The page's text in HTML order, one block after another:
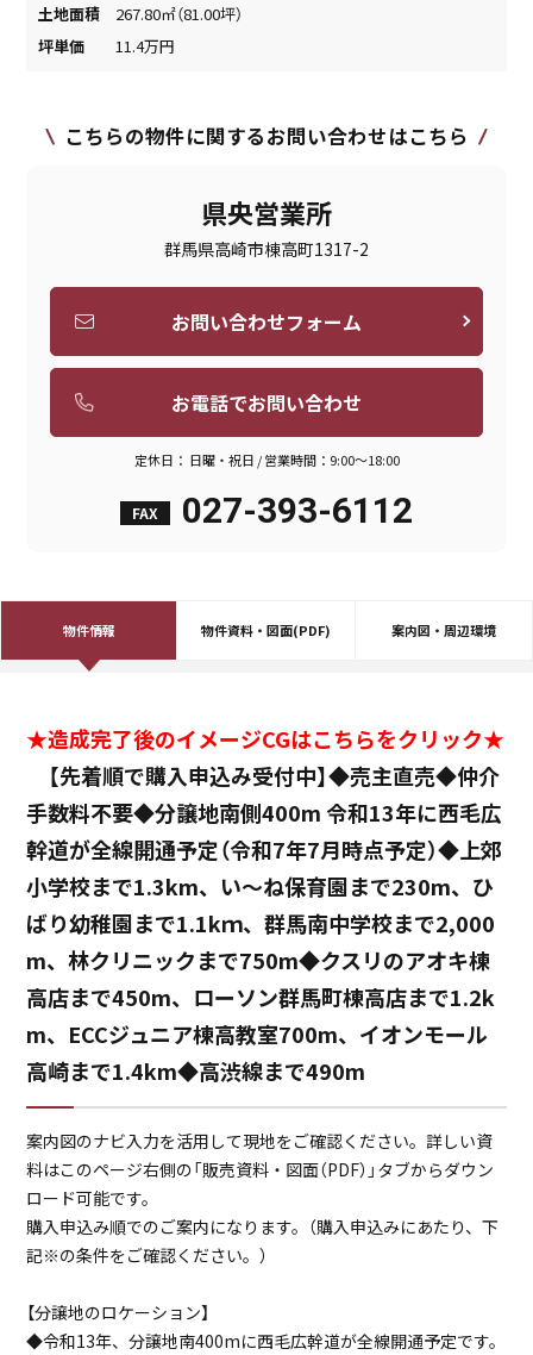
土地面積
267.80㎡（81.00坪）
坪単価
11.4万円
こちらの物件に関するお問い合わせはこちら
県央営業所
群馬県高崎市棟高町1317-2
お問い合わせフォーム
お電話でお問い合わせ
定休日： 日曜・祝日 / 営業時間：9:00～18:00
FAX 027-393-6112
物件情報 物件資料・図面(PDF) 案内図・周辺環境
★造成完了後のイメージCGはこちらをクリック★
【先着順で購入申込み受付中】◆売主直売◆仲介
手数料不要◆分譲地南側400m 令和13年に西毛広
幹道が全線開通予定（令和7年7月時点予定）◆上郊
小学校まで1.3km、い～ね保育園まで230m、ひ
ばり幼稚園まで1.1kｍ、群馬南中学校まで2,000
m、林クリニックまで750m◆クスリのアオキ棟
高店まで450m、ローソン群馬町棟高店まで1.2k
m、ECCジュニア棟高教室700m、イオンモール
高崎まで1.4km◆高渋線まで490m
案内図のナビ入力を活用して現地をご確認ください。詳しい資
料はこのページ右側の「販売資料・図面（PDF）」タブからダウン
ロード可能です。
購入申込み順でのご案内になります。（購入申込みにあたり、下
記※の条件をご確認ください。）
【分譲地のロケーション】
◆令和13年、分譲地南400mに西毛広幹道が全線開通予定です。
物件概要書
案内図
土地利用計画図
求積図
買付証明書兼お客様アンケート
（物件予約時必要書類）
案内図(